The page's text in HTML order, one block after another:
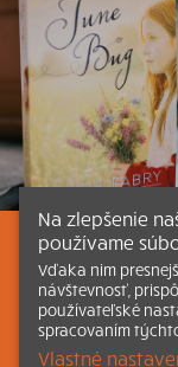
Listovať
Kontakt
© 2026
Na zlepšenie
používame
Vďaka nim
návštevnosť,
používateľské
spracovaním
Vlastné